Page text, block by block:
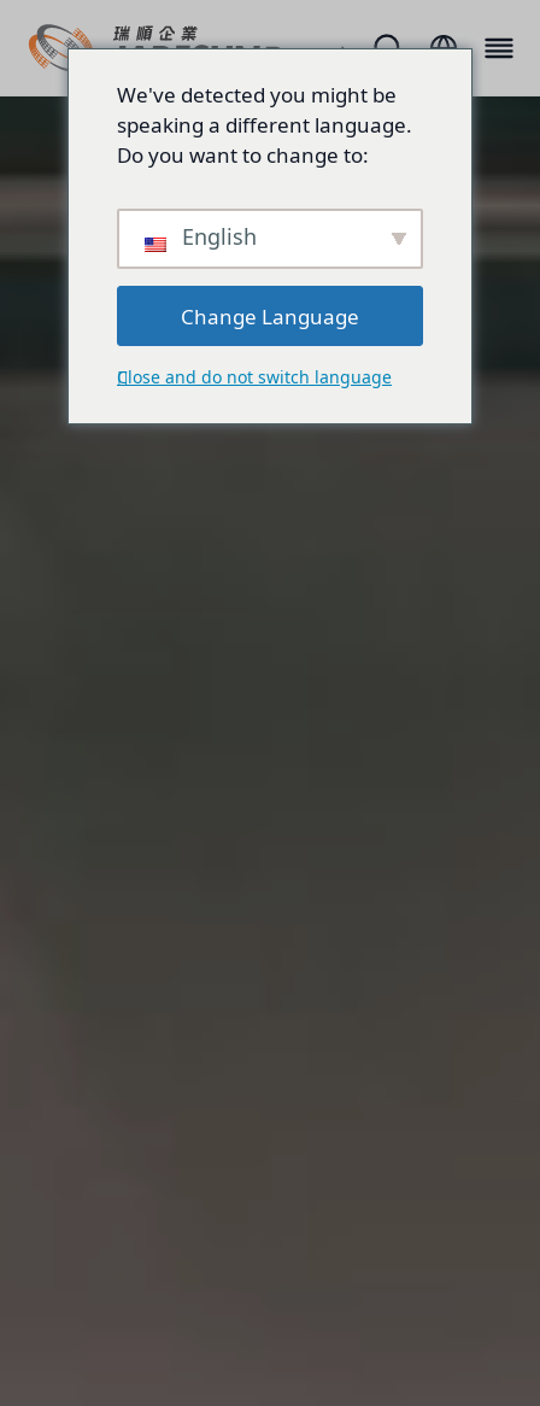
We've detected you might be
speaking a different language.
Do you want to change to:
English
Change Language
Close and do not switch language